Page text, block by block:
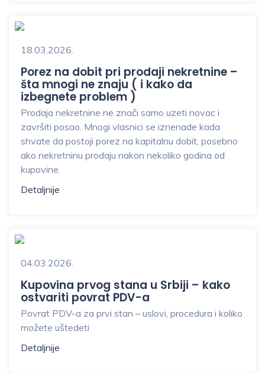
18.03.2026.
Porez na dobit pri prodaji nekretnine –
šta mnogi ne znaju ( i kako da
izbegnete problem )
Prodaja nekretnine ne znači samo uzeti novac i
završiti posao. Mnogi vlasnici se iznenade kada
shvate da postoji porez na kapitalnu dobit, posebno
ako nekretninu prodaju nakon nekoliko godina od
kupovine.
Detaljnije
04.03.2026.
Kupovina prvog stana u Srbiji – kako
ostvariti povrat PDV-a
Povrat PDV-a za prvi stan – uslovi, procedura i koliko
možete uštedeti
Detaljnije